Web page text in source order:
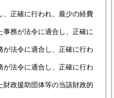
、正確に行われ、最少の経費
務が法令に適合し、正確に
が法令に適合し、正確に行わ
が法令に適合し、正確に行わ
財政援助団体等の当該財政的